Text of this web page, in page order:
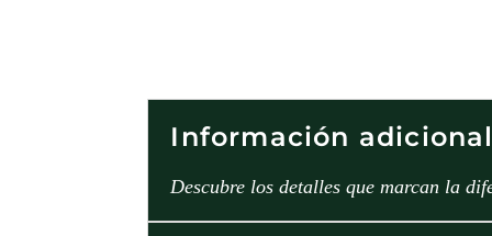
Información adicional
Descubre los detalles que marcan la